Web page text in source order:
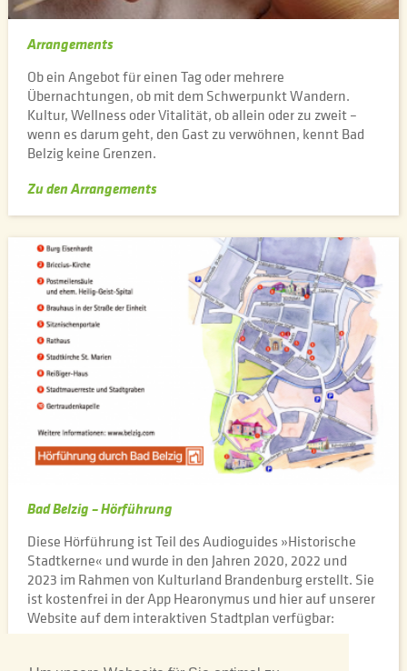
Arrangements
Ob ein Angebot für einen Tag oder mehrere
Übernachtungen, ob mit dem Schwerpunkt Wandern.
Kultur, Wellness oder Vitalität, ob allein oder zu zweit –
wenn es darum geht, den Gast zu verwöhnen, kennt Bad
Belzig keine Grenzen.
Zu den Arrangements
Bad Belzig – Hörführung
Diese Hörführung ist Teil des Audioguides »Historische
Stadtkerne« und wurde in den Jahren 2020, 2022 und
2023 im Rahmen von Kulturland Brandenburg erstellt. Sie
ist kostenfrei in der App Hearonymus und hier auf unserer
Website auf dem interaktiven Stadtplan verfügbar: